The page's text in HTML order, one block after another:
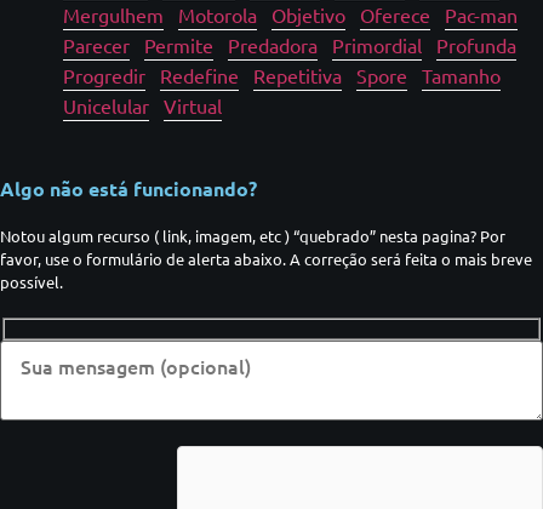
Mergulhem
Motorola Objetivo Oferece
Pac-man
Parecer
Permite Predadora Primordial
Profunda
Progredir
Redefine Repetitiva Spore
Tamanho
Unicelular Virtual
Algo não está funcionando?
Notou algum recurso ( link, imagem, etc ) “quebrado” nesta pagina? Por
favor, use o formulário de alerta abaixo. A correção será feita o mais breve
possível.